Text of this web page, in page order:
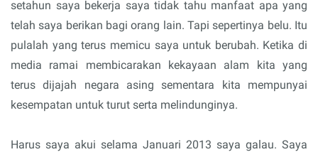
setahun saya bekerja saya tidak tahu manfaat apa yang
telah saya berikan bagi orang lain. Tapi sepertinya belu. Itu
pulalah yang terus memicu saya untuk berubah. Ketika di
media ramai membicarakan kekayaan alam kita yang
terus dijajah negara asing sementara kita mempunyai
kesempatan untuk turut serta melindunginya.
Harus saya akui selama Januari 2013 saya galau. Saya